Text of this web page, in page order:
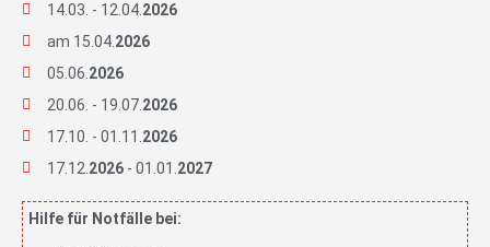
14.03. - 12.04.2026
am 15.04.2026
05.06.2026
20.06. - 19.07.2026
17.10. - 01.11.2026
17.12.2026- 01.01.2027
Hilfe für Notfälle bei: